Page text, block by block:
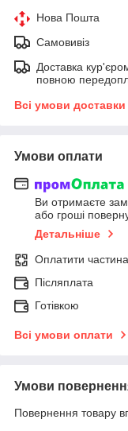
Нова Пошта
Самовивіз
Доставка
повною
Всі умови доставки
Умови оплати
Ви отримаєте
або гроші
Детальніше
Оплатити
Післяплата
Готівкою
Всі умови оплати
Умови
Повернення товару